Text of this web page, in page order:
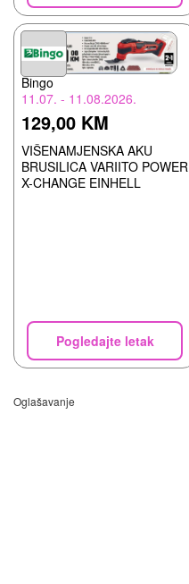
Bingo
11.07. - 11.08.2026.
129,00 KM
VIŠENAMJENSKA AKU
BRUSILICA VARIITO POWER
X-CHANGE EINHELL
Pogledajte letak
Oglašavanje